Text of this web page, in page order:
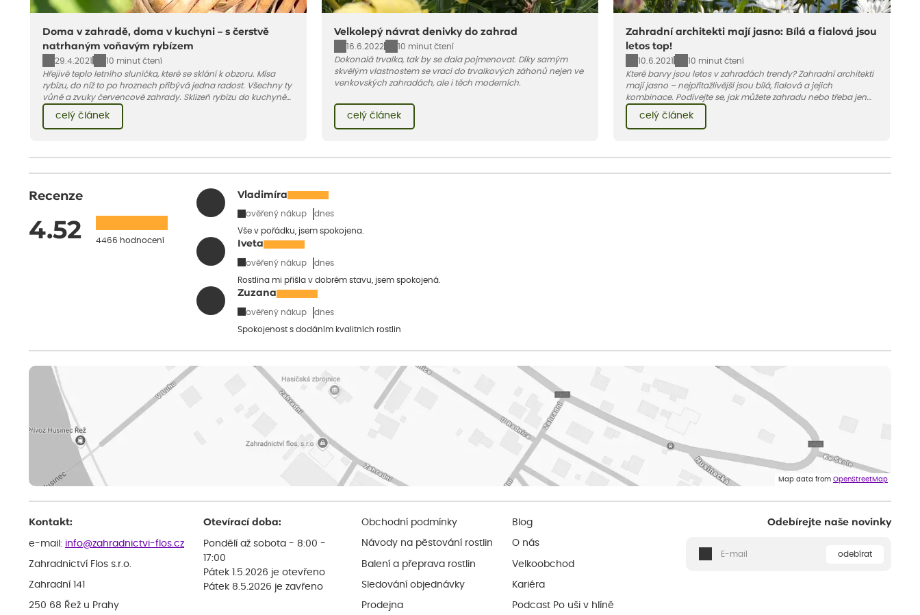
Doma v zahradě, doma v kuchyni – s čerstvě
natrhaným voňavým rybízem
29.4.2021
10 minut čtení
Hřejivé teplo letního sluníčka, které se sklání k obzoru. Mísa
rybízu, do níž to po hroznech přibývá jedna radost. Všechny ty
vůně a zvuky červencové zahrady. Sklizeň rybízu do kuchyně
vnese neuvěřitelný klid a radost. A taky trochu bezstarostnosti
dětství při mlsání babiččina drobenkového koláče s rybízem.
celý článek
Velkolepý návrat denivky do zahrad
16.6.2022
10 minut čtení
Dokonalá trvalka, tak by se dala pojmenovat. Díky samým
skvělým vlastnostem se vrací do trvalkových záhonů nejen ve
venkovských zahradách, ale i těch moderních.
celý článek
Zahradní architekti mají jasno: Bílá a fialová jsou
letos top!
10.6.2021
10 minut čtení
Které barvy jsou letos v zahradách trendy? Zahradní architekti
mají jasno – nejpřitažlivější jsou bílá, fialová a jejich
kombinace. Podívejte se, jak můžete zahradu nebo třeba jen
jeden záhon, terasu či balkon do bílo-fialových tónů
obléknout i vy.
celý článek
Recenze
4.52 4466 hodnocení
Vladimíra
ověřený nákup dnes
Vše v pořádku, jsem spokojena.
Iveta
ověřený nákup dnes
Rostlina mi přišla v dobrém stavu, jsem spokojená.
Zuzana
ověřený nákup dnes
Spokojenost s dodáním kvalitních rostlin
Map data from OpenStreetMap
Kontakt:
e-mail: info@zahradnictvi-flos.cz
Zahradnictví Flos s.r.o.
Zahradní 141
250 68 Řež u Prahy
Otevírací doba:
Pondělí až sobota - 8:00 -
17:00
Pátek 1.5.2026 je otevřeno
Pátek 8.5.2026 je zavřeno
Obchodní podmínky
Návody na pěstování rostlin
Balení a přeprava rostlin
Sledování objednávky
Prodejna
Blog
O nás
Velkoobchod
Kariéra
Podcast Po uši v hlíně
Odebírejte naše novinky
odebírat